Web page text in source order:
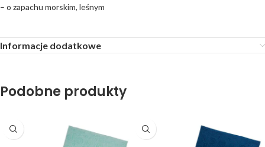
– o zapachu morskim, leśnym
Informacje dodatkowe
Podobne produkty